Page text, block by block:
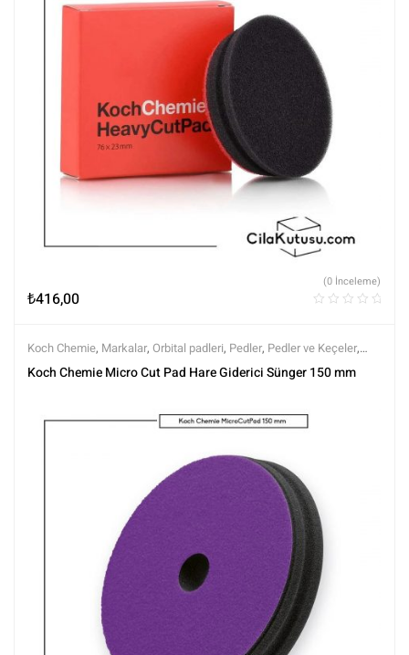
₺416,00
(0 İnceleme)
Koch Chemie, Markalar, Orbital padleri, Pedler, Pedler ve Keçeler,
Polisaj,Polisaj ve Parlatma,Tüm Ürünler,Tüm Ürünler
Koch Chemie Micro Cut Pad Hare Giderici Sünger 150 mm